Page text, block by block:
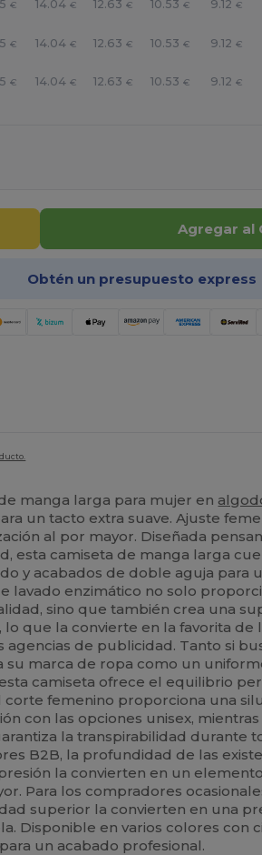
€ 14.04 € 12.63 € 10.53 € 9.12 €
€ 14.04 € 12.63 € 10.53 € 9.12 €
€ 14.04 € 12.63 € 10.53 € 9.12 €
Agregar al
Obtén un presupuesto express
manga larga para mujer en
un tacto extra suave. Ajuste
al por mayor. Diseñada
esta camiseta de manga larga
y acabados de doble aguja para
lavado enzimático no solo
sino que también crea una
lo que la convierte en la favorita de
agencias de publicidad. Tanto si
su marca de ropa como un
camiseta ofrece el equilibrio
corte femenino proporciona una
con las opciones unisex,
la transpirabilidad durante
B2B, la profundidad de las
la convierten en un
Para los compradores
superior la convierten en una
Disponible en varios colores con
un acabado profesional.